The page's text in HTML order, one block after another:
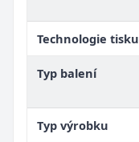
Technologie tisku
Typ balení
Typ výrobku